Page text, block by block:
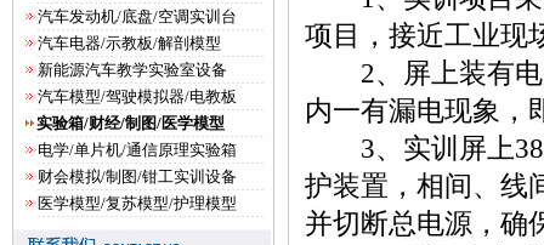
汽车发动机/底盘/空调实训台
汽车电器/示教板/解剖模型
新能源汽车教学实验室设备
汽车模型/驾驶模拟器/电教板
实验箱/财经/制图/医学模型
电学/单片机/通信原理实验箱
财会模拟/制图/钳工实训设备
医学模型/复苏模型/护理模型
项目，接近工业现
2、屏上装有电
内一有漏电现象，
3、实训屏上
护装置，相间、线
并切断总电源，确